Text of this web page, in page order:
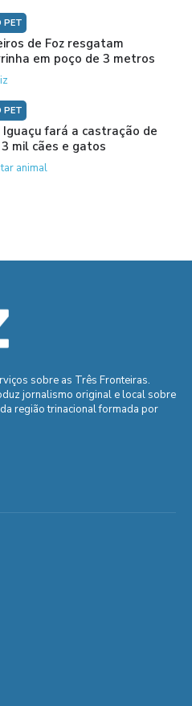
PET
de Foz resgatam
em poço de 3 metros
PET
Iguaçu fará a castração de
mil cães e gatos
animal
sobre as Três Fronteiras.
jornalismo original e local sobre
região trinacional formada por